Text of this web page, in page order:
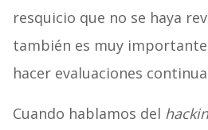
resquicio que no se haya
también es muy
hacer evaluaciones
Cuando hablamos del